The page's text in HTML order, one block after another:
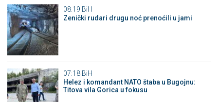
08:19 BiH
Zenički rudari drugu noć prenoćili u jami
07:18 BiH
Helez i komandant NATO štaba u Bugojnu:
Titova vila Gorica u fokusu